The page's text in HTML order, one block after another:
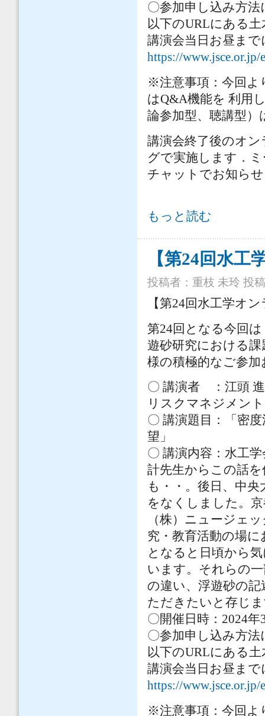
〇参加申し込み方法
以下のURLにある
講演会当日お昼ま
https://www.jsce.or.jp/
※注意事項：今回よ
はQ&A機能を 利用
論参加型、聴講型
講演会終了後のオ
グで実施します．
チャットでお知ら
【第25回水工学オンライン連続講演
もっと読む
【第24回水工
投稿者： 重枝 未玲 投
【第24回水工学オ
第24回となる今回
遊砂研究における
様の積極的なご参
〇 講演者 ：江頭
リスクマネジメン
〇 講演題目：「密
望」
〇 講演内容：水工
計先生からこの話
も・・。後日、中
をなくしました。
（株）ニュージェ
究・教育活動の場
となると日頃から
います。それらの一
の違い、浮遊砂の
ただきたいと存じ
〇開催日時：2024年
〇参加申し込み方法
以下のURLにある
講演会当日お昼ま
https://www.jsce.or.jp/
※注意事項：今回よ